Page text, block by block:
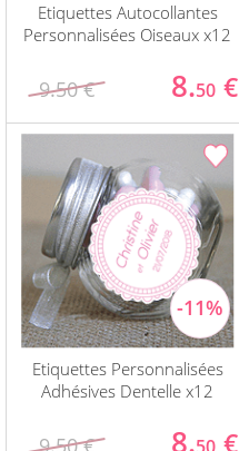
Etiquettes Autocollantes
Personnalisées Oiseaux x12
9.50 € 8.50 €
Etiquettes Personnalisées
Adhésives Dentelle x12
8. €